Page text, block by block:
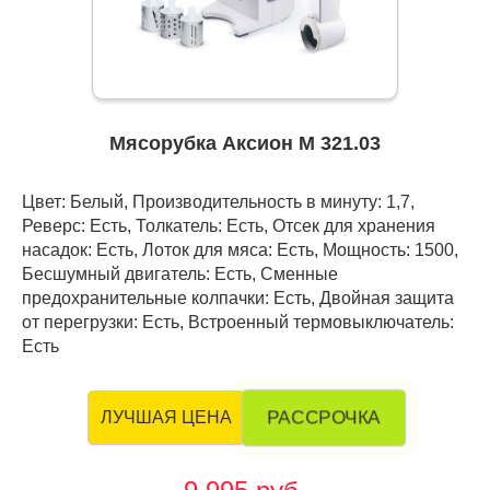
Мясорубка Аксион М 321.03
Цвет: Белый, Производительность в минуту: 1,7,
Реверс: Есть, Толкатель: Есть, Отсек для хранения
насадок: Есть, Лоток для мяса: Есть, Мощность: 1500,
Бесшумный двигатель: Есть, Сменные
предохранительные колпачки: Есть, Двойная защита
от перегрузки: Есть, Встроенный термовыключатель:
Есть
ЛУЧШАЯ ЦЕНА РАССРОЧКА